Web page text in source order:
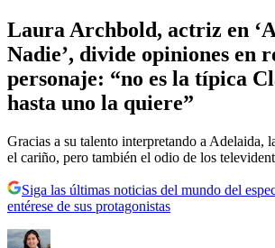
Laura Archbold, actriz en
Nadie’, divide opiniones en
personaje: “no es la típica
hasta uno la quiere”
Gracias a su talento interpretando a Adelaida,
el cariño, pero también el odio de los
Siga las últimas noticias del mundo del
entérese de sus protagonistas